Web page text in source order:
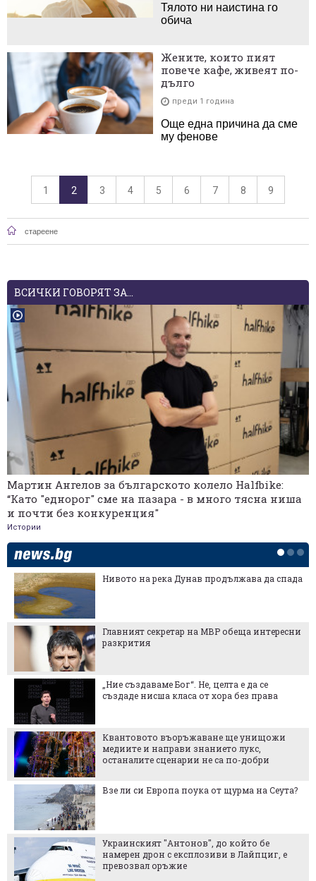
Тялото ни наистина го
обича
Жените, които пият
повече кафе, живеят по-
дълго
преди 1 година
Още една причина да сме
му фенове
1 2 3 4 5 6 7 8 9
стареене
ВСИЧКИ ГОВОРЯТ ЗА...
Мартин Ангелов за българското колело Halfbike:
“Като "еднорог" сме на пазара - в много тясна ниша
и почти без конкуренция"
Истории
Нивото на река Дунав продължава да спада
Главният секретар на МВР обеща интересни
разкрития
„Ние създаваме Бог“. Не, целта е да се
създаде нисша класа от хора без права
Квантовото въоръжаване ще унищожи
медиите и направи знанието лукс,
останалите сценарии не са по-добри
Взе ли си Европа поука от щурма на Сеута?
Украинският "Антонов", до който бе
намерен дрон с експлозиви в Лайпциг, е
превозвал оръжие